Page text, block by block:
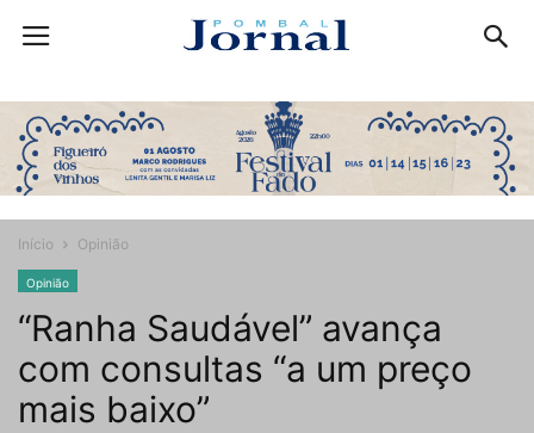
Início Opinião
Opinião
“Ranha Saudável” avança
com consultas “a um preço
mais baixo”